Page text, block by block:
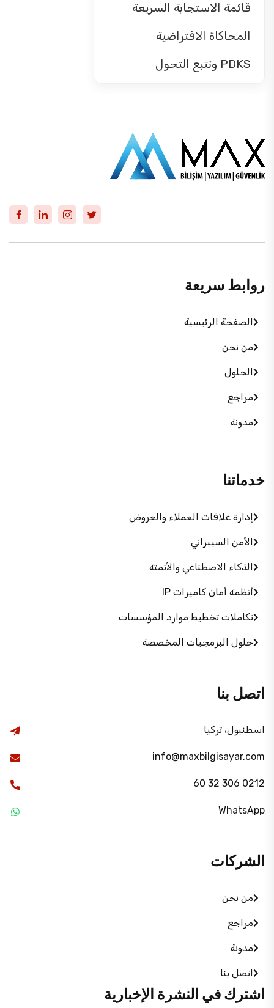
قائمة الاستجابة السريعة
المحاكاة الافتراضية
PDKS وتتبع التحول
روابط سريعة
الصفحة الرئيسية
من نحن
الحلول
مراجع
مدونة
خدماتنا
إدارة علاقات العملاء والعروض
الأمن السيبراني
الذكاء الاصطناعي والأتمتة
أنظمة أمان كاميرات IP
تكاملات تخطيط موارد المؤسسات
حلول البرمجيات المخصصة
اتصل بنا
اسطنبول، تركيا
info@maxbilgisayar.com
0212 306 32 60
WhatsApp
الشركات
من نحن
مراجع
مدونة
اتصل بنا
اشترك في النشرة الإخبارية